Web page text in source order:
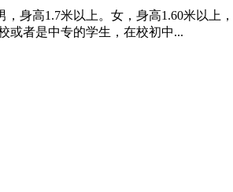
身高1.7米以上。女，身高1.60米以上
或者是中专的学生，在校初中...